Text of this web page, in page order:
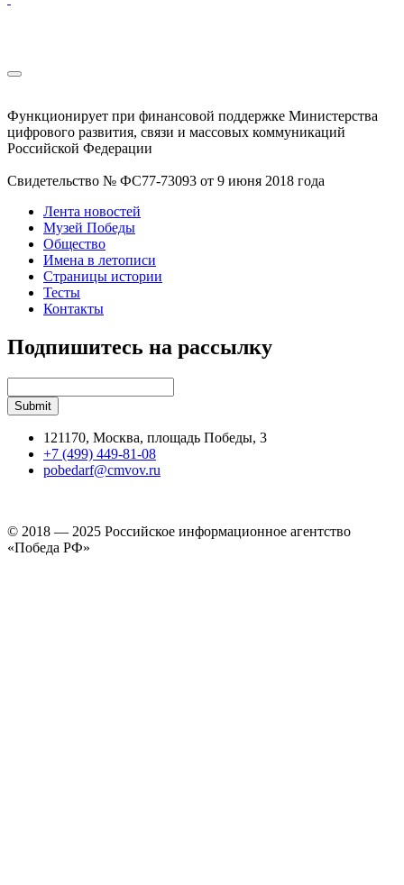
Функционирует при финансовой поддержке Министерства
цифрового развития, связи и массовых коммуникаций
Российской Федерации
Свидетельство № ФС77-73093 от 9 июня 2018 года
Лента новостей
Музей Победы
Общество
Имена в летописи
Страницы истории
Тесты
Контакты
Подпишитесь на рассылку
121170, Москва, площадь Победы, 3
+7 (499) 449-81-08
pobedarf@cmvov.ru
© 2018 — 2025 Российское информационное агентство
«Победа РФ»